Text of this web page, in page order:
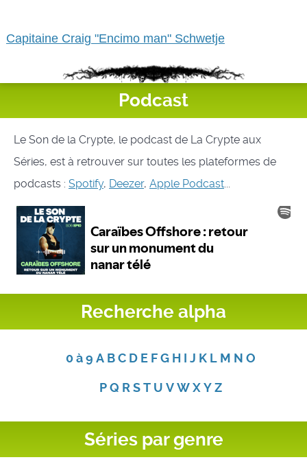
Capitaine Craig "Encimo man" Schwetje
Podcast
Le Son de la Crypte, le podcast de La Crypte aux
Séries, est à retrouver sur toutes les plateformes de
podcasts : Spotify, Deezer, Apple Podcast...
Recherche alpha
0 à 9 A B C D E F G H I J K L M N O
P Q R S T U V W X Y Z
Séries par genre